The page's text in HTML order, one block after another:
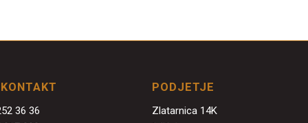
36 36
PODJETJE
Zlatarnica 14K